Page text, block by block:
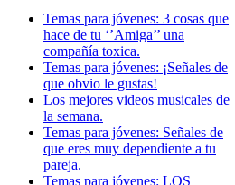
Temas para jóvenes: 3 cosas que
hace de tu ‘’Amiga’’ una
compañía toxica.
Temas para jóvenes: ¡Señales de
que obvio le gustas!
Los mejores videos musicales de
la semana.
Temas para jóvenes: Señales de
que eres muy dependiente a tu
pareja.
Temas para jóvenes: LOS